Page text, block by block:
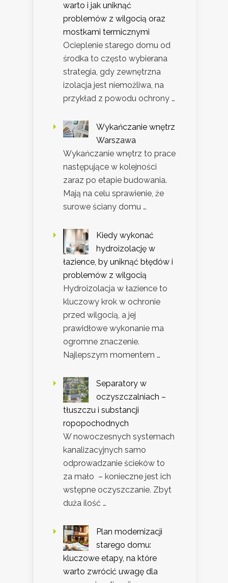
warto i jak uniknąć
problemów z wilgocią oraz
mostkami termicznymi
Ocieplenie starego domu od
środka to często wybierana
strategia, gdy zewnętrzna
izolacja jest niemożliwa, na
przykład z powodu ochrony …
Wykańczanie wnętrz
Warszawa
Wykańczanie wnętrz to prace
następujące w kolejności
zaraz po etapie budowania.
Mają na celu sprawienie, że
surowe ściany domu …
Kiedy wykonać
hydroizolację w
łazience, by uniknąć błędów i
problemów z wilgocią
Hydroizolacja w łazience to
kluczowy krok w ochronie
przed wilgocią, a jej
prawidłowe wykonanie ma
ogromne znaczenie.
Najlepszym momentem …
Separatory w
oczyszczalniach –
tłuszczu i substancji
ropopochodnych
W nowoczesnych systemach
kanalizacyjnych samo
odprowadzanie ścieków to
za mało – konieczne jest ich
wstępne oczyszczanie. Zbyt
duża ilość …
Plan modernizacji
starego domu:
kluczowe etapy, na które
warto zwrócić uwagę dla